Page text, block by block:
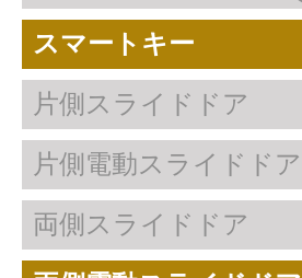
スマートキー
片側スライドドア
片側電動スライドドア
両側スライドドア